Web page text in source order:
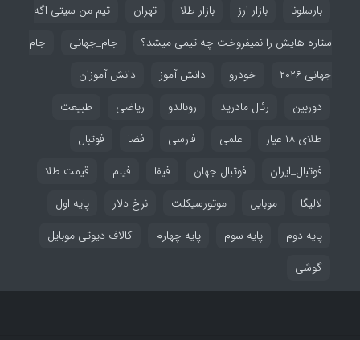
بارسلونا
بازار ارز بازار طلا تهران
تیم من سیتی اگه
ستاره هایش را نمیفروخت چه تیمی میشد؟
جام_جهانی
جام
جهانی ۲۰۲۶
خودرو دانش آموز
دانش آموزان
دوربین
رئال مادرید رونالدو ریاضی
طبیعت
طلای ۱۸ عیار
علمی فارسی فضا
فوتبال
فوتبال_ایران
فوتبال جهان فیفا فیلم
قیمت طلا
لالیگا
موبایل موتورسیکلت نرخ دلار
پایه اول
پایه دوم
پایه سوم پایه چهارم
کالاف دیوتی موبایل
گوشی